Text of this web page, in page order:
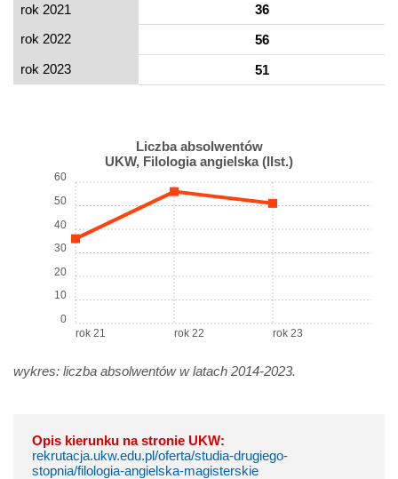
rok 2021
36
rok 2022
56
rok 2023
51
Liczba absolwentów
UKW, Filologia angielska (IIst.)
rok 21 rok 22 rok 23
0
10
20
30
40
50
60
wykres: liczba absolwentów w latach 2014-2023.
Opis kierunku na stronie UKW:
rekrutacja.ukw.edu.pl/oferta/studia-drugiego-
stopnia/filologia-angielska-magisterskie